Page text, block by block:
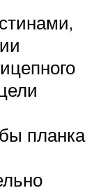
планка